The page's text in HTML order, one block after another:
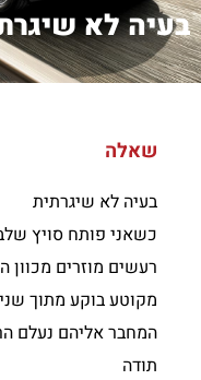
שאלה
בעיה לא שיגרתית
כשאני פותח סויץ
רעשים מוזרים
מקוטע בוקע מתוך
המחבר אליהם נעלם
תודה